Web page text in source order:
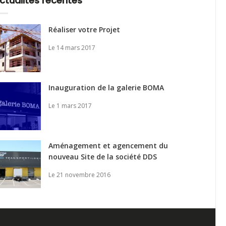
Réaliser votre Projet
Le 14 mars 2017
Inauguration de la galerie BOMA
Le 1 mars 2017
Aménagement et agencement du
nouveau Site de la société DDS
Le 21 novembre 2016